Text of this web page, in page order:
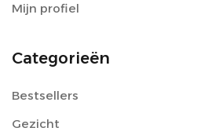
Mijn profiel
Categorieën
Bestsellers
Gezicht